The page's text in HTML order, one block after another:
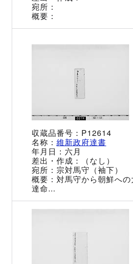
P12614
維新政府達書
六月
（なし）
宗対馬守（袖下）
対馬守から朝鮮へ
達命...